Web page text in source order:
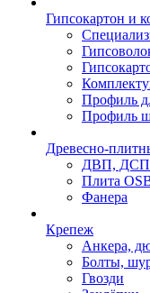
Гипсокартон и
Профиль
Профиль
Древесно-
ДВП, ДСП
Плита
Фанера
Крепеж
Анкера,
Болты,
Гвозди